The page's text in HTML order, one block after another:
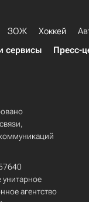
ЗОЖ Хоккей
сервисы Пресс-
унитарное
агентство